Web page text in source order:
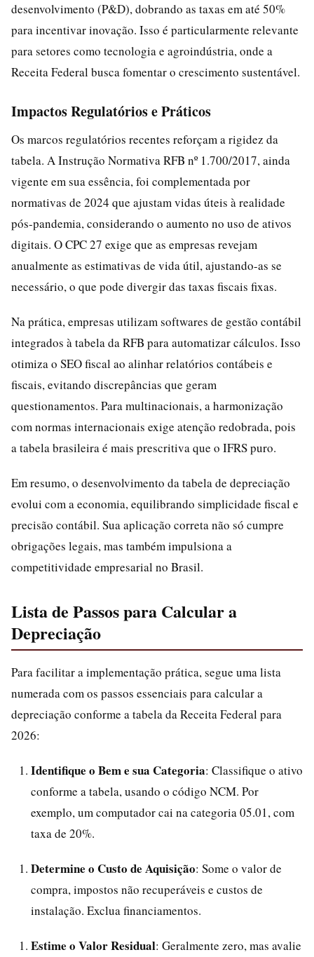
desenvolvimento (P&D), dobrando as taxas em até 50%
para incentivar inovação. Isso é particularmente relevante
para setores como tecnologia e agroindústria, onde a
Receita Federal busca fomentar o crescimento sustentável.
Impactos Regulatórios e Práticos
Os marcos regulatórios recentes reforçam a rigidez da
tabela. A Instrução Normativa RFB nº 1.700/2017, ainda
vigente em sua essência, foi complementada por
normativas de 2024 que ajustam vidas úteis à realidade
pós-pandemia, considerando o aumento no uso de ativos
digitais. O CPC 27 exige que as empresas revejam
anualmente as estimativas de vida útil, ajustando-as se
necessário, o que pode divergir das taxas fiscais fixas.
Na prática, empresas utilizam softwares de gestão contábil
integrados à tabela da RFB para automatizar cálculos. Isso
otimiza o SEO fiscal ao alinhar relatórios contábeis e
fiscais, evitando discrepâncias que geram
questionamentos. Para multinacionais, a harmonização
com normas internacionais exige atenção redobrada, pois
a tabela brasileira é mais prescritiva que o IFRS puro.
Em resumo, o desenvolvimento da tabela de depreciação
evolui com a economia, equilibrando simplicidade fiscal e
precisão contábil. Sua aplicação correta não só cumpre
obrigações legais, mas também impulsiona a
competitividade empresarial no Brasil.
Lista de Passos para Calcular a
Depreciação
Para facilitar a implementação prática, segue uma lista
numerada com os passos essenciais para calcular a
depreciação conforme a tabela da Receita Federal para
2026:
Identifique o Bem e sua Categoria: Classifique o ativo
conforme a tabela, usando o código NCM. Por
exemplo, um computador cai na categoria 05.01, com
taxa de 20%.
Determine o Custo de Aquisição: Some o valor de
compra, impostos não recuperáveis e custos de
instalação. Exclua financiamentos.
Estime o Valor Residual: Geralmente zero, mas avalie